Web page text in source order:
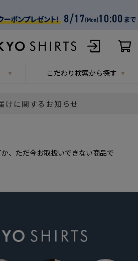
こだわり検索から探す
けに関するお知らせ
、ただ今お取扱いできない商品で